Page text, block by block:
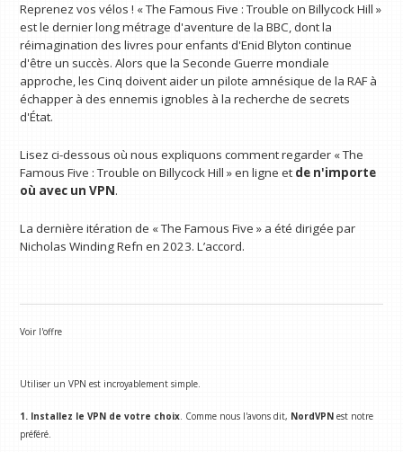
Reprenez vos vélos ! « The Famous Five : Trouble on Billycock Hill »
est le dernier long métrage d'aventure de la BBC, dont la
réimagination des livres pour enfants d'Enid Blyton continue
d'être un succès. Alors que la Seconde Guerre mondiale
approche, les Cinq doivent aider un pilote amnésique de la RAF à
échapper à des ennemis ignobles à la recherche de secrets
d'État.
Lisez ci-dessous où nous expliquons comment regarder « The
Famous Five : Trouble on Billycock Hill » en ligne et de n'importe
où avec un VPN.
La dernière itération de « The Famous Five » a été dirigée par
Nicholas Winding Refn en 2023. L’accord.
Voir l'offre
Utiliser un VPN est incroyablement simple.
1. Installez le VPN de votre choix. Comme nous l'avons dit, NordVPN est notre
préféré.